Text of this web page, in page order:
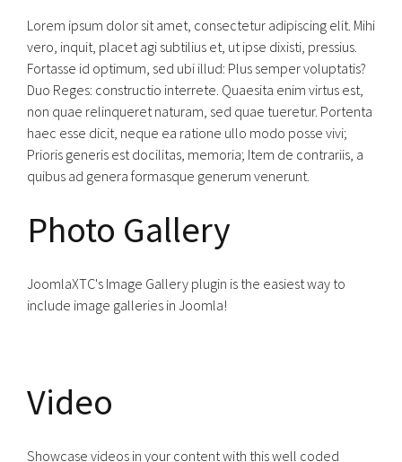
Lorem ipsum dolor sit amet, consectetur adipiscing elit. Mihi
vero, inquit, placet agi subtilius et, ut ipse dixisti, pressius.
Fortasse id optimum, sed ubi illud: Plus semper voluptatis?
Duo Reges: constructio interrete. Quaesita enim virtus est,
non quae relinqueret naturam, sed quae tueretur. Portenta
haec esse dicit, neque ea ratione ullo modo posse vivi;
Prioris generis est docilitas, memoria; Item de contrariis, a
quibus ad genera formasque generum venerunt.
Photo Gallery
JoomlaXTC's Image Gallery plugin is the easiest way to
include image galleries in Joomla!
Video
Showcase videos in your content with this well coded